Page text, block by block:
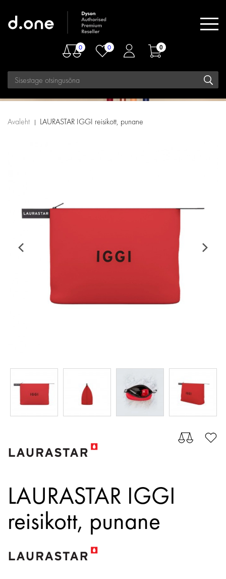
0 0 0
Avaleht LAURASTAR IGGI reisikott, punane
LAURASTAR IGGI
reisikott, punane